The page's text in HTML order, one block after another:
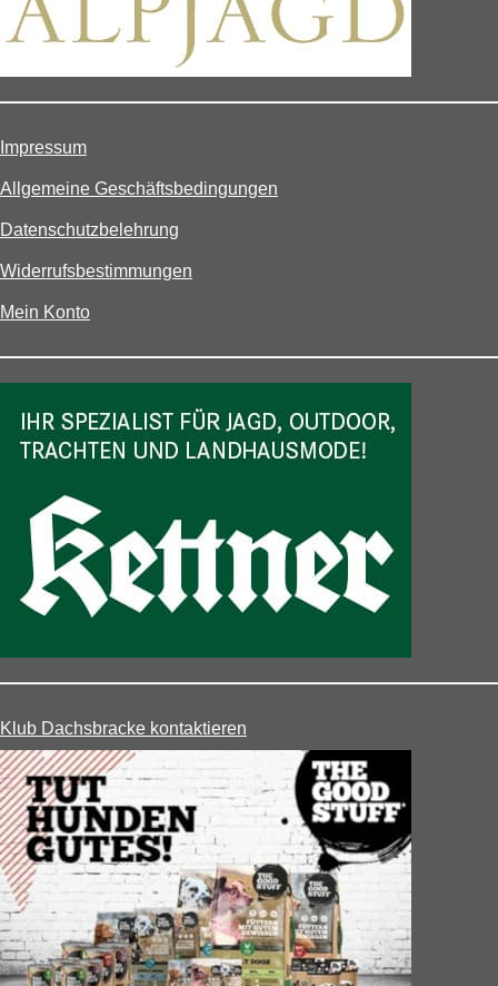
Impressum
Allgemeine Geschäftsbedingungen
Datenschutzbelehrung
Widerrufsbestimmungen
Mein Konto
Klub Dachsbracke kontaktieren